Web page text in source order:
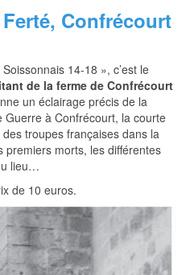
Confrécourt
14-18 », c’est le
de la ferme de Confrécourt
un éclairage précis de la
à Confrécourt, la courte
troupes françaises dans la
premiers morts, les différentes
lieu…
de 10 euros.